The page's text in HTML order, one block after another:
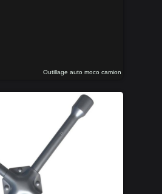
Outillage auto moco camion